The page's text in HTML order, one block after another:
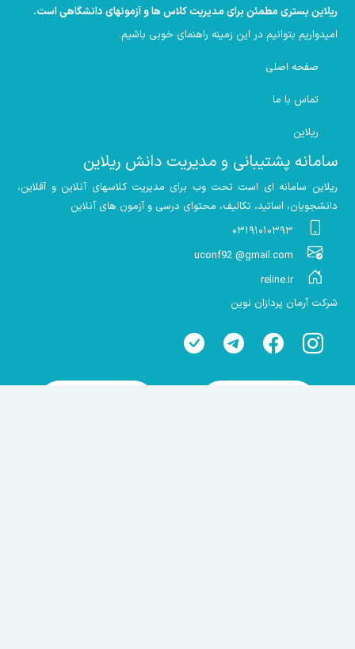
ریلاین بستری مطمئن برای مدیریت کلاس ها و آزمونهای دانشگاهی است.
امیدواریم بتوانیم در این زمینه راهنمای خوبی باشیم.
صفحه اصلی
تماس با ما
ریلاین
سامانه پشتیبانی و مدیریت دانش ریلاین
ریلاین سامانه ای است تحت وب برای مدیریت کلاسهای آنلاین و آفلاین،
دانشجویان، اساتید، تکالیف، محتوای درسی و آزمون های آنلاین
۰۳۱۹۱۰۱۰۳۹۳
uconf92 @gmail.com
reline.ir
شرکت آرمان پردازان نوین